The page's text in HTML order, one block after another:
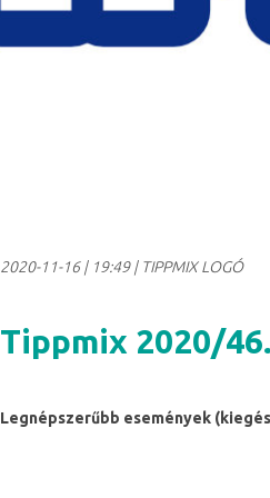
2020-11-16| 19:49| TIPPMIX LOGÓ
Tippmix 2020/
Legnépszerűbb események